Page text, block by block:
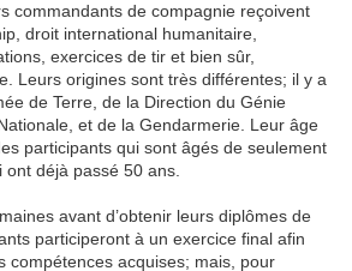
commandants de compagnie reçoivent
droit international humanitaire,
exercices de tir et bien sûr,
Leurs origines sont très différentes; il y a
de Terre, de la Direction du Génie
et de la Gendarmerie. Leur âge
participants qui sont âgés de seulement
ont déjà passé 50 ans.
avant d’obtenir leurs diplômes de
participeront à un exercice final afin
compétences acquises; mais, pour